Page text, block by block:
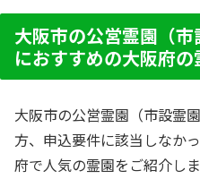
大阪市の公営霊園（
におすすめの大阪府の
大阪市の公営霊園（市設霊
方、申込要件に該当しなか
府で人気の霊園をご紹介し